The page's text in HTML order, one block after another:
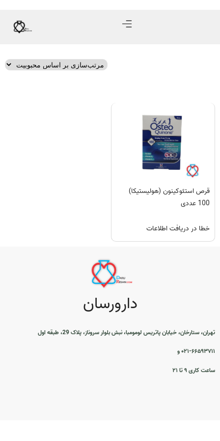
قرص استئوکینون (هولیستیکا)
100 عددی
خطا در دریافت اطلاعات
دارورسان
تهران، ستارخان، خیابان پاتریس لومومبا، نبش بلوار سروناز، پلاک 29، طبقه اول
۰۲۱-۶۶۵۹۳۷۱۱ و
ساعت کاری ۹ تا ۲۱